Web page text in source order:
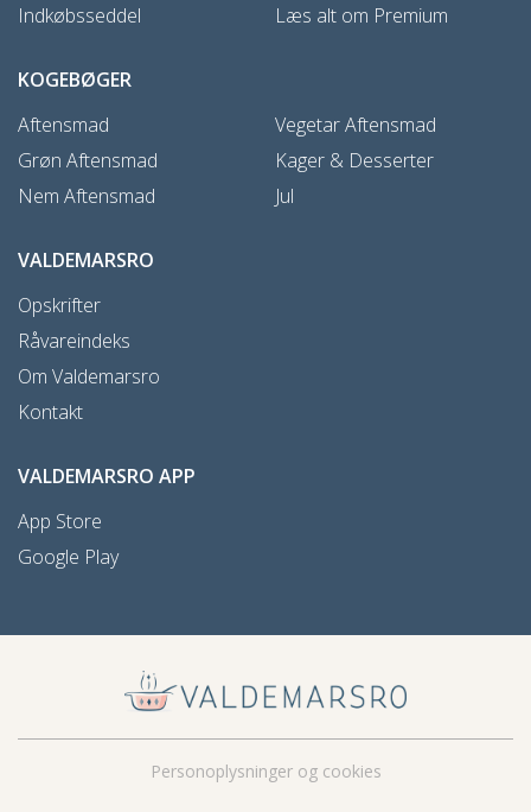
Indkøbsseddel
Læs alt om Premium
KOGEBØGER
Aftensmad
Grøn Aftensmad
Nem Aftensmad
Vegetar Aftensmad
Kager & Desserter
Jul
VALDEMARSRO
Opskrifter
Råvareindeks
Om Valdemarsro
Kontakt
VALDEMARSRO APP
App Store
Google Play
Personoplysninger og cookies